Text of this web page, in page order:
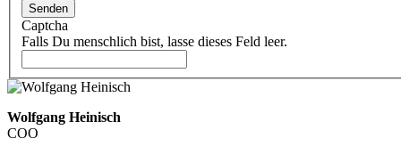
Senden
Captcha
Falls Du menschlich bist, lasse dieses Feld leer.
Wolfgang Heinisch
COO